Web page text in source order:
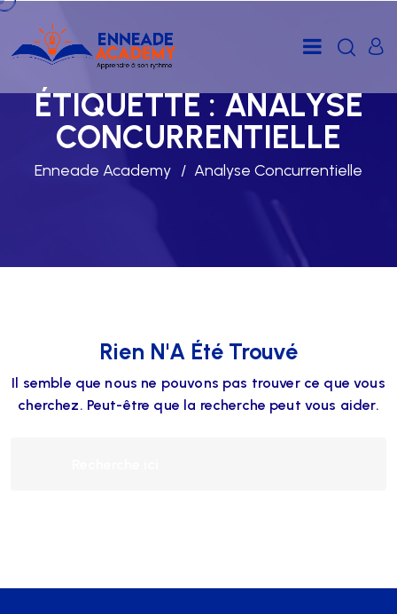
ÉTIQUETTE :ANALYSE
CONCURRENTIELLE
Enneade Academy Analyse Concurrentielle
Rien N'A Été Trouvé
Il semble que nous ne pouvons pas trouver ce que vous
cherchez. Peut-être que la recherche peut vous aider.